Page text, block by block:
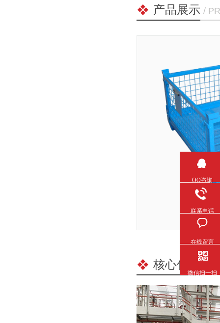
产品展示 /
核心优势
QQ咨询
联系电话
在线留言
微信扫一扫